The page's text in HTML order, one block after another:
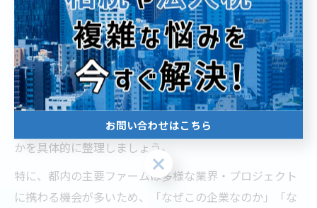
都内コンサル選考で選ばれる志望動機の作り方
東京都内のコンサル選考では、志望動機の説得力が合否
を左右する重要な要素です。志望動機を作成する際は、
企業の特徴や事業内容、求める人材像を徹底的に調査
し、それらと自分の経験・価値観がどのように結びつく
かを具体的に整理しましょう。
特に、都内の主要ファームは多様な業界・プロジェクト
に携わる機会が多いため、「なぜこの企業なのか」「な
お問い合わせはこちら
お問い合わせはこちら